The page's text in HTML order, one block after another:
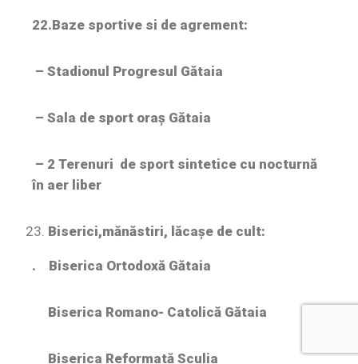
22.Baze sportive si de agrement:
– Stadionul Progresul Gătaia
– Sala de sport oraș Gătaia
– 2 Terenuri de sport sintetice cu nocturnă
în aer liber
Biserici,mănăstiri, lăcașe de cult:
. Biserica Ortodoxă Gătaia
Biserica Romano- Catolică Gătaia
Biserica Reformată Sculia